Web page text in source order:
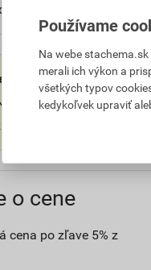
pre použitie na
Používajte ošetrený
a informácie o
o cene
cena po zľave 5% z
Používame
Na webe
merali ich výkon a
všetkých typov
kedykoľvek upraviť